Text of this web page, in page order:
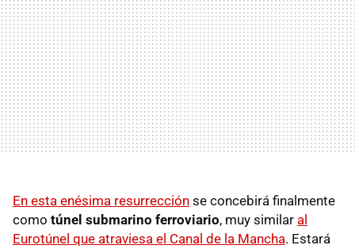
En esta enésima resurrección se concebirá finalmente
como túnel submarino ferroviario, muy similar al
Eurotúnel que atraviesa el Canal de la Mancha. Estará